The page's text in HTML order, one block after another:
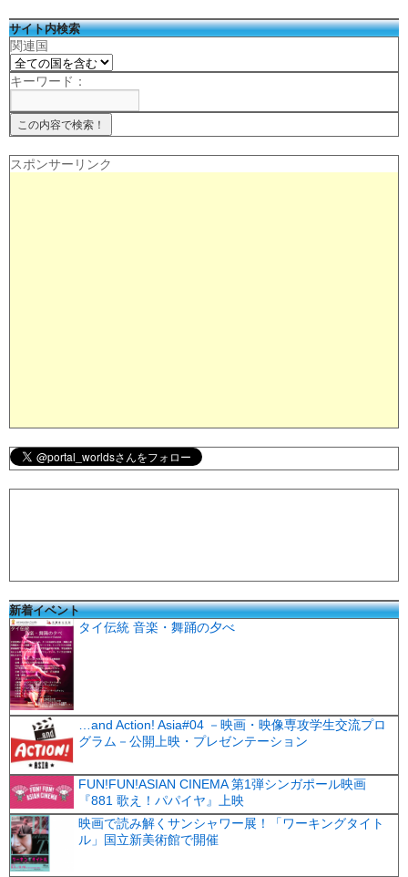
サイト内検索
関連国
キーワード：
スポンサーリンク
新着イベント
タイ伝統 音楽・舞踊の夕べ
…and Action! Asia#04 －映画・映像専攻学生交流プロ
グラム－公開上映・プレゼンテーション
FUN!FUN!ASIAN CINEMA 第1弾シンガポール映画
『881 歌え！パパイヤ』上映
映画で読み解くサンシャワー展！「ワーキングタイト
ル」国立新美術館で開催